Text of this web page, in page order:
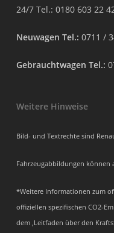
24/7 Tel.: 0180 603 22
Neuwagen Tel.: 0711 /
Gebrauchtwagen Tel.:
Weitere Hinweise
Bild- und Textrechte sind
Fahrzeugabbildungen können
*Weitere Informationen zum
offiziellen spezifischen CO2-
dem ‚Leitfaden über den